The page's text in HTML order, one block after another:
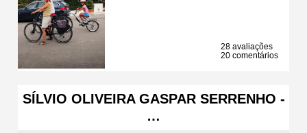
28 avaliações
20 comentários
SÍLVIO OLIVEIRA GASPAR SERRENHO -
…